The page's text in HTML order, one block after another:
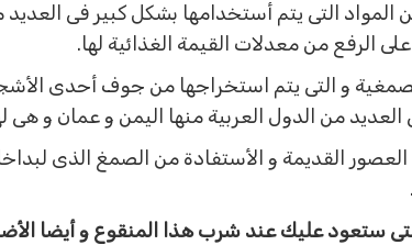
المواد التى يتم أستخدامها بشكل كبير فى
الرفع من معدلات القيمة الغذائية لها.
و التى يتم استخراجها من جوف أحدى
العديد من الدول العربية منها اليمن و عمان و هى
القديمة و الأستفادة من الصمغ الذى
ستعود عليك عند شرب هذا المنقوع و أيضا